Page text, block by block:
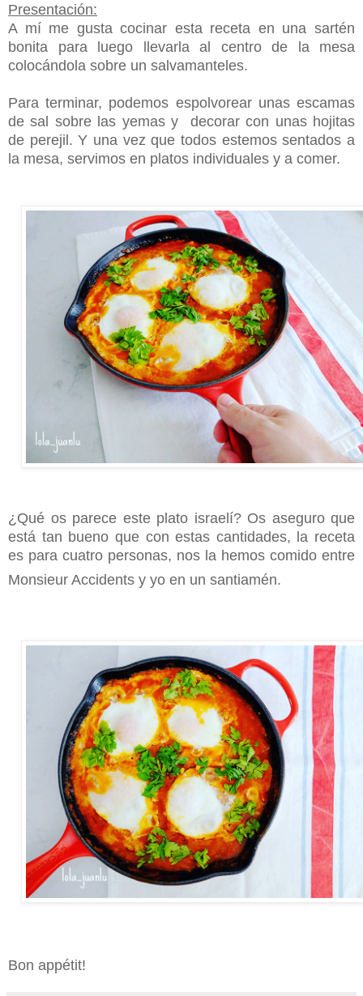
Presentación:
A mí me gusta cocinar esta receta en una sartén
bonita para luego llevarla al centro de la mesa
colocándola sobre un salvamanteles.
Para terminar, podemos espolvorear unas escamas
de sal sobre las yemas y decorar con unas hojitas
de perejil. Y una vez que todos estemos sentados a
la mesa, servimos en platos individuales y a comer.
¿Qué os parece este plato israelí? Os aseguro que
está tan bueno que con estas cantidades, la receta
es para cuatro personas, nos la hemos comido entre
Monsieur Accidents y yo en un santiamén.
Bon appétit!